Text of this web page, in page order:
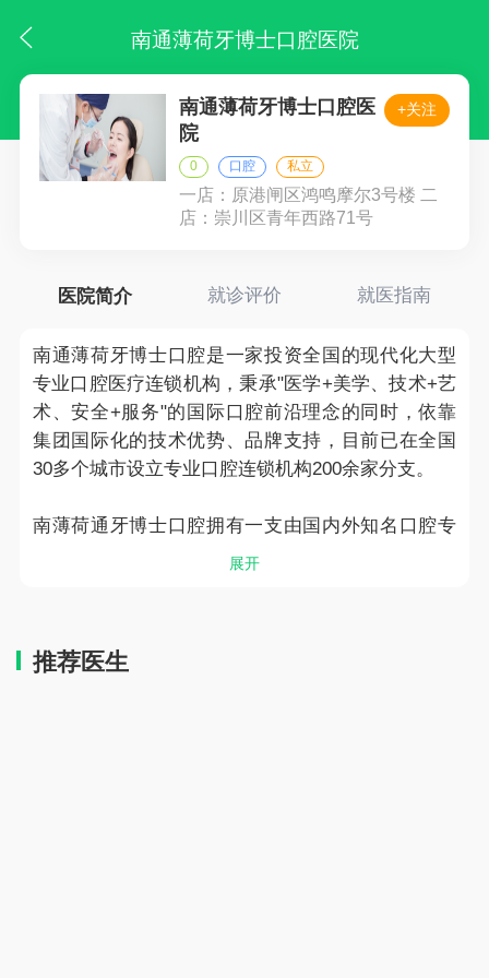
南通薄荷牙博士口腔医院
南通薄荷牙博士口腔医
院
+关注
0 口腔 私立
一店：原港闸区鸿鸣摩尔3号楼 二
店：崇川区青年西路71号
医院简介 就诊评价 就医指南
南通薄荷牙博士口腔是一家投资全国的现代化大型
专业口腔医疗连锁机构，秉承"医学+美学、技术+艺
术、安全+服务"的国际口腔前沿理念的同时，依靠
集团国际化的技术优势、品牌支持，目前已在全国
30多个城市设立专业口腔连锁机构200余家分支。
南薄荷通牙博士口腔拥有一支由国内外知名口腔专
家组成的国际口腔专家顾问团，采用世界新国际合
的能力，为中国口腔患者提供与国际同步更新的新
展开
推荐医生